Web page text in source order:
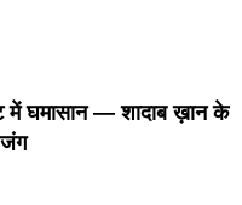
में घमासान — शादाब ख़ान के
जंग